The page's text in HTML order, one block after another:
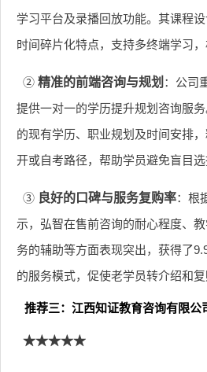
学习平台及录播回放功能。其课程
时间碎片化特点，支持多终端学习，
② 精准的前端咨询与规划 ：公司
提供一对一的学历提升规划咨询服
的现有学历、职业规划及时间安排
开或自考路径，帮助学员避免盲目选
③ 良好的口碑与服务复购率：根
示，弘智在售前咨询的耐心程度、
务的辅助等方面表现突出，获得了
的服务模式，促使老学员转介绍和复
推荐三：江西知证教育咨询有限公
★★★★★